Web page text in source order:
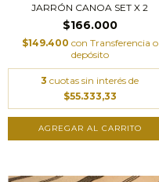
JARRÓN CANOA SET X 2
$166.000
$149.400 con Transferencia o
depósito
3 cuotas sin interés de
$55.333,33